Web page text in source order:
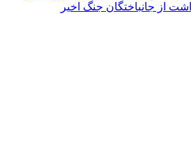
از جانباختگان جنگ اخیر